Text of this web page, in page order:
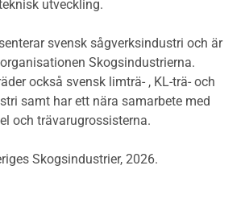
hallar
trähus - generellt
i skivmaterial
och andra utomhuskonstruktioner
utförande
utveckling.
svensk sågverksindustri och är
Skogsindustrierna.
också svensk limträ- , KL-trä- och
samt har ett nära samarbete med
och trävarugrossisterna.
Skogsindustrier, 2026.